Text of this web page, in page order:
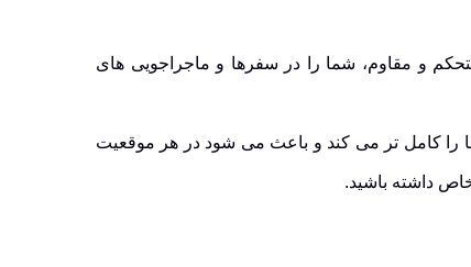
مستحکم و مقاوم، شما را در سفرها و ماجراجویی های
را کامل تر می کند و باعث می شود در هر موقعیت
داشته باشید.